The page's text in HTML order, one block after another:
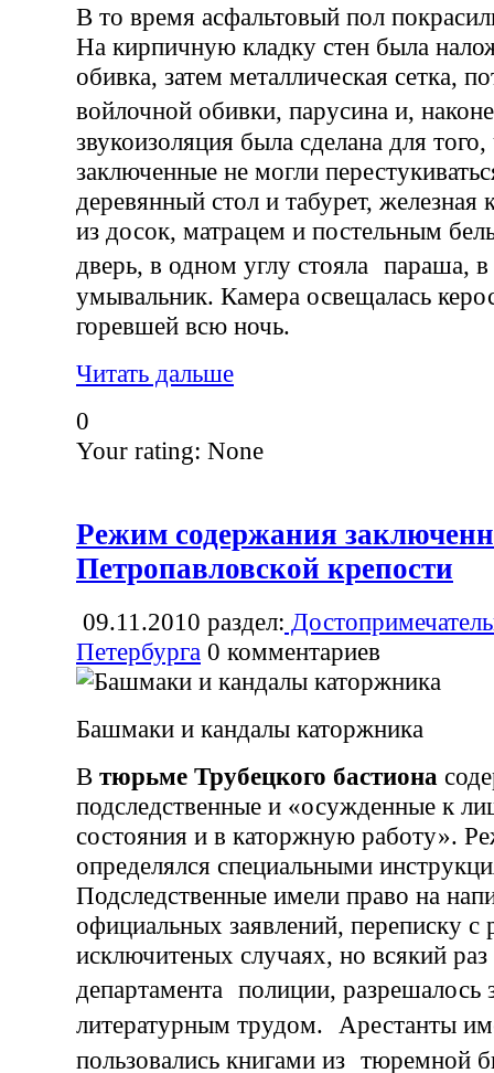
В то время асфальтовый пол
На кирпичную кладку стен была
обивка, затем металлическая сетка,
войлочной обивки, парусина и,
звукоизоляция была сделана для
заключенные не могли
деревянный стол и табурет, железная
из досок, матрацем и постельным
дверь, в одном углу стояла параша,
умывальник. Камера освещалась
горевшей всю ночь.
Читать дальше
0
Your rating: None
Режим содержания
Петропавловской крепости
09.11.2010 раздел:
Петербурга 0 комментариев
Башмаки и кандалы каторжника
В тюрьме Трубецкого бастиона
подследственные и «осужденные к
состояния и в каторжную работу».
определялся специальными
Подследственные имели право на
официальных заявлений, переписку
исключитеных случаях, но всякий
департамента полиции, разрешалось
литературным трудом. Арестанты
пользовались книгами из тюремной